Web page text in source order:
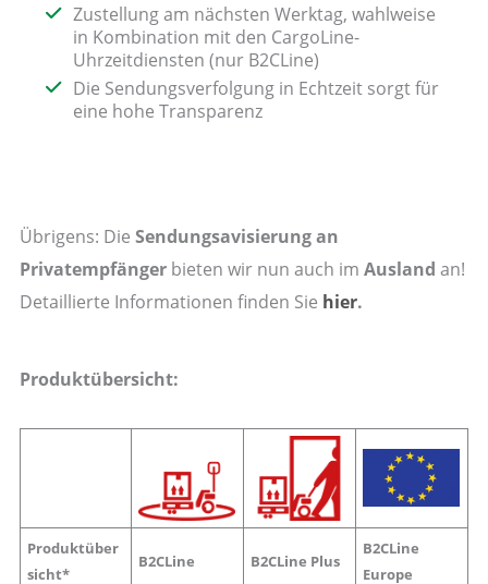
Zustellung am nächsten Werktag, wahlweise
in Kombination mit den CargoLine-
Uhrzeitdiensten (nur B2CLine)
Die Sendungsverfolgung in Echtzeit sorgt für
eine hohe Transparenz
Übrigens: Die Sendungsavisierung an
Privatempfängerbieten wir nun auch im Ausland an!
Detaillierte Informationen finden Sie hier.
Produktübersicht:
Produktüber
sicht*
B2CLine B2CLine Plus
B2CLine
Europe